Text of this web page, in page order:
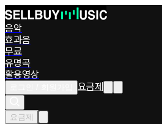
음악
효과음
무료
유명곡
활용영상
요금제
요금제